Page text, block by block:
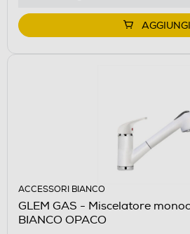
AGGIUNGI
ACCESSORI BIANCO
GLEM GAS - Miscelatore
BIANCO OPACO